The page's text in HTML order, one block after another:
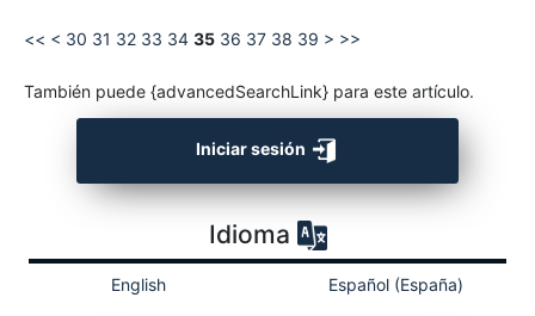
<< < 30 31 32 33 34 35 36 37 38 39 > >>
También puede {advancedSearchLink} para este artículo.
Iniciar sesión
Idioma
English Español (España)